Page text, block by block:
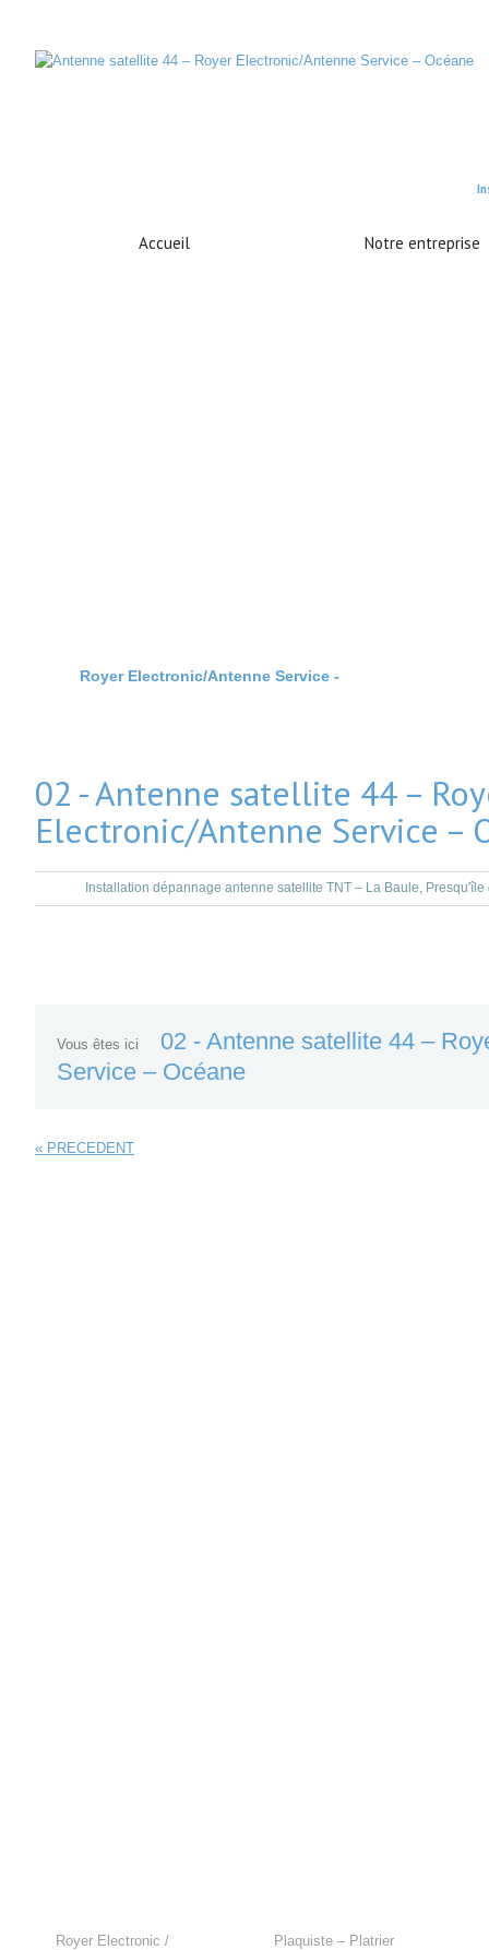
Accueil Notre entreprise
Royer Electronic/Antenne Service -
02 - Antenne satellite 44 –
Electronic/Antenne Service –
Installation dépannage antenne satellite TNT – La Baule,
Vous êtes ici
02 - Antenne satellite 44 –
Service – Océane
« PRECEDENT
Royer Electronic /
Plaquiste – Platrier